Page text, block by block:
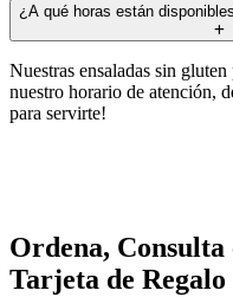
¿A qué horas están
Nuestras ensaladas sin
nuestro horario de atención,
para servirte!
Ordena,
Tarjeta de Regalo